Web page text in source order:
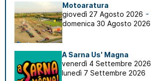
Motoaratura
giovedì 27 Agosto 2026 -
domenica 30 Agosto 2026
A Sarna Us' Magna
venerdì 4 Settembre 2026
lunedì 7 Settembre 2026